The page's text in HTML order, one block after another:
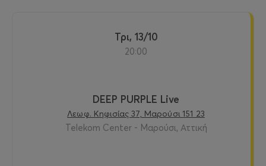
Τρι, 13/10
20:00
DEEP PURPLE Live
Λεωφ. Κηφισίας 37, Μαρούσι 151 23
Telekom Center - Μαρούσι, Αττική